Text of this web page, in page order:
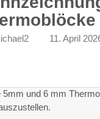
11. April
5mm und 6 mm